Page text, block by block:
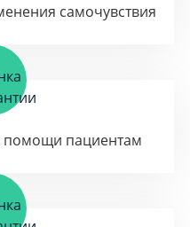
самочувствия
помощи пациентам